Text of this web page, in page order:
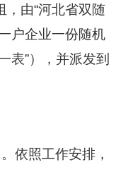
，由“河北省双随
户企业一份随机
表”），并派发到
依照工作安排，